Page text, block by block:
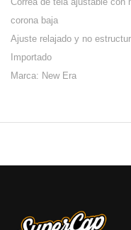
corona baja
Ajuste relajado y no
Importado
Marca: New Era